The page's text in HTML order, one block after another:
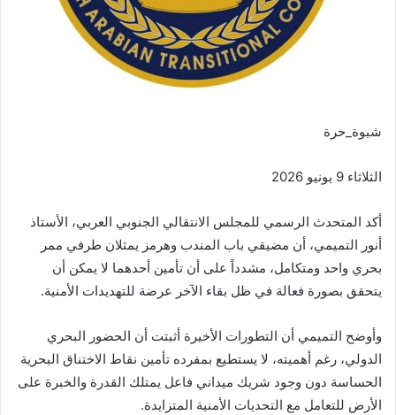
شبوة_حرة
الثلاثاء 9 يونيو 2026
أكد المتحدث الرسمي للمجلس الانتقالي الجنوبي العربي، الأستاذ
أنور التميمي، أن مضيقي باب المندب وهرمز يمثلان طرفي ممر
بحري واحد ومتكامل، مشدداً على أن تأمين أحدهما لا يمكن أن
يتحقق بصورة فعالة في ظل بقاء الآخر عرضة للتهديدات الأمنية.
وأوضح التميمي أن التطورات الأخيرة أثبتت أن الحضور البحري
الدولي، رغم أهميته، لا يستطيع بمفرده تأمين نقاط الاختناق البحرية
الحساسة دون وجود شريك ميداني فاعل يمتلك القدرة والخبرة على
الأرض للتعامل مع التحديات الأمنية المتزايدة.